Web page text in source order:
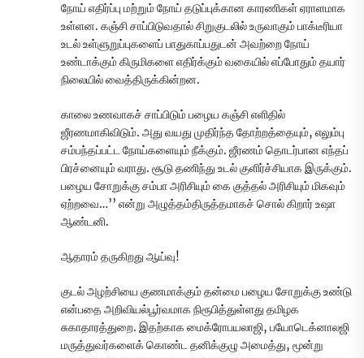
நோய் எதிர்ப்பு மற்றும் நோய் தடுப்புக்கான காரணிகள் ஏராளமாக
உள்ளன. கஞ்சி சாப்பிடுவதால் சிறுகுடலில் உருவாகும் பாக்டீரியா
உடல் உள்ளுறுப்புகளைப் பாதுகாப்பதுடன் அவற்றை நோய்
உண்டாக்கும் கிருமிகளை எதிர்க்கும் வகையில் எப்போதும் தயார்
நிலையில் வைத்திருக்கின்றன.
காலை உணவாகச் சாப்பிடும் பழைய கஞ்சி எளிதில்
ஜீரணமாகிவிடும். அது வயது முதிர்ந்த தோற்றத்தையும், எலும்பு
சம்பந்தப்பட்ட நோய்களையும் நீக்கும். ஜீரணம் தொடர்பான எந்தப்
பிரச்னையும் வராது. சூடு தணிந்து உடல் குளிர்ச்சியாக இருக்கும்.
பழைய சோறுக்கு சம்பா அரிசியும் கை குத்தல் அரிசியும் மிகவும்
ஏற்றவை…’’ என்று அழுத்தம்திருத்தமாகச் சொல் கிறார் உஷா
ஆண்டனி.
ஆதாரம் தருகிறது ஆய்வு!
குடல் அழற்சியை குணமாக்கும் தன்மை பழைய சோறுக்கு உண்டு
என்பதை அறிவியல்பூர்வமாக நிரூபித்துள்ளது தமிழக
சுகாதாரத்துறை. இதற்காக மைக்ரோபயலாஜி, பயோடெக்னாலஜி
மருத்துவர்களைக் கொண்ட தனிக்குழு அமைத்து, மூன்று